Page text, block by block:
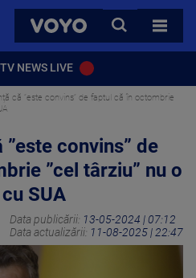
VOYO
CAUTA
TOATE
NEWS LIVE
că ”este convins” de faptul că în octombrie
convins” de
”cel târziu” nu o
SUA
Data publicării: 13-05-2024 | 07:12
Data actualizării: 11-08-2025 | 22:47